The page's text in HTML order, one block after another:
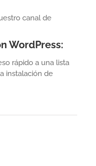
canal de
WordPress:
rápido a una lista
instalación de